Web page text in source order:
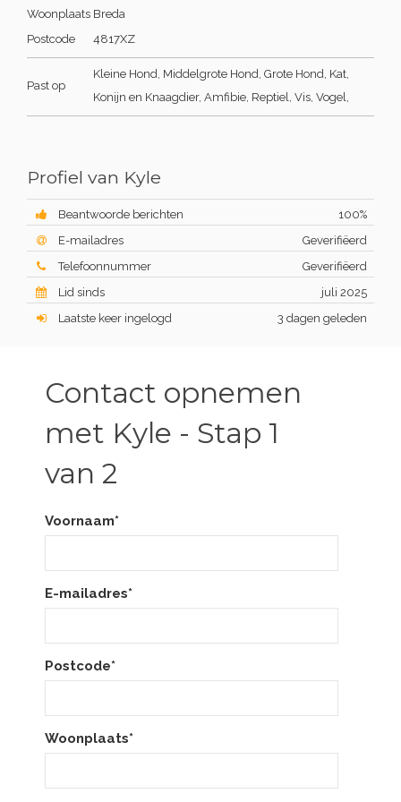
Woonplaats Breda
Postcode
4817XZ
Past op
Kleine Hond, Middelgrote Hond, Grote Hond, Kat,
Konijn en Knaagdier, Amfibie, Reptiel, Vis, Vogel,
Profiel van Kyle
Beantwoorde berichten
100%
E-mailadres
Geverifiëerd
Telefoonnummer
Geverifiëerd
Lid sinds
juli 2025
Laatste keer ingelogd
3 dagen geleden
Contact opnemen
met Kyle - Stap 1
van 2
Voornaam*
E-mailadres*
Postcode*
Woonplaats*